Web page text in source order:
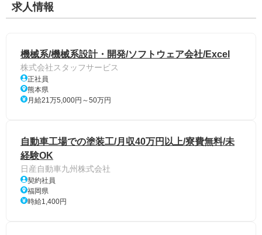
求人情報
機械系/機械系設計・開発/ソフトウェア会社/Excel
株式会社スタッフサービス
正社員
熊本県
月給21万5,000円～50万円
自動車工場での塗装工/月収40万円以上/寮費無料/未
経験OK
日産自動車九州株式会社
契約社員
福岡県
時給1,400円